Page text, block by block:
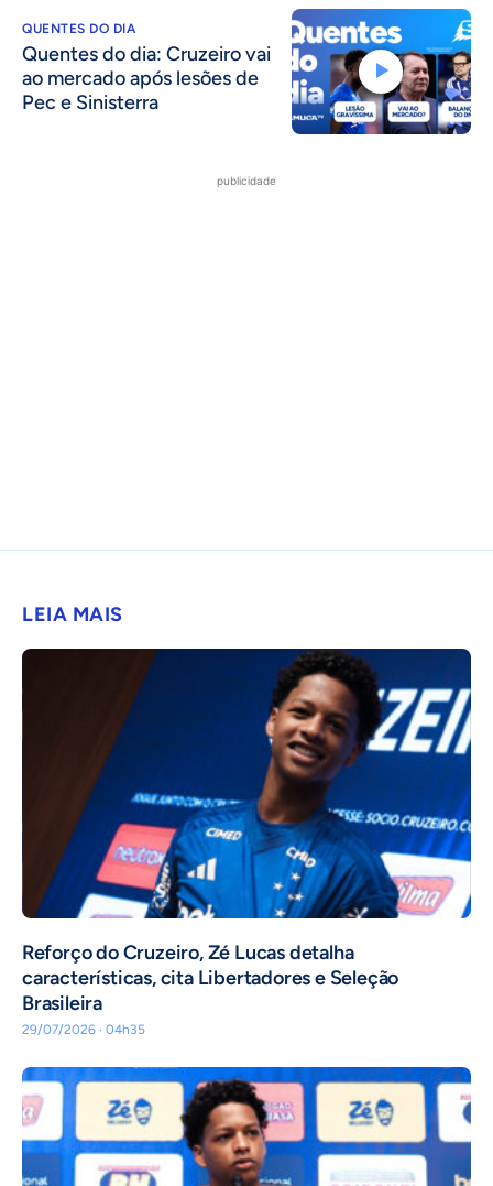
QUENTES DO DIA
Quentes do dia: Cruzeiro vai
ao mercado após lesões de
Pec e Sinisterra
publicidade
LEIA MAIS
⁠Reforço do Cruzeiro, Zé Lucas detalha
características, cita Libertadores e Seleção
Brasileira
29/07/2026 · 04h35